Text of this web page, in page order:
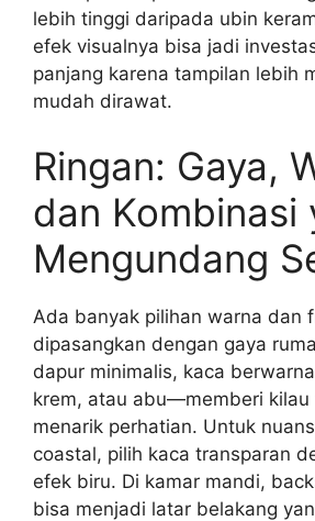
lebih tinggi daripada ubin
efek visualnya bisa jadi
panjang karena tampilan lebih
mudah dirawat.
Ringan: Gaya,
dan Kombinasi
Mengundang
Ada banyak pilihan warna dan
dipasangkan dengan gaya
dapur minimalis, kaca
krem, atau abu—memberi kilau
menarik perhatian. Untuk
coastal, pilih kaca transparan
efek biru. Di kamar mandi,
bisa menjadi latar belakang